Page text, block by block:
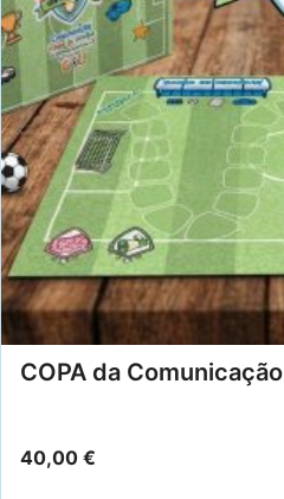
COPA da Comunicação
40,00 €